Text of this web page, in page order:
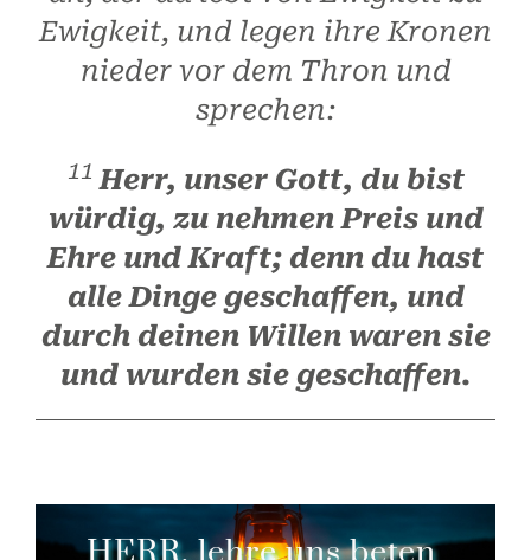
Ewigkeit, und legen ihre Kronen
nieder vor dem Thron und
sprechen:
11 Herr, unser Gott, du bist
würdig, zu nehmen Preis und
Ehre und Kraft; denn du hast
alle Dinge geschaffen, und
durch deinen Willen waren sie
und wurden sie geschaffen.